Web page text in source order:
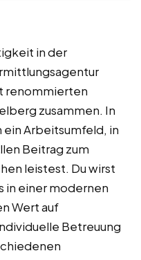
in der
renommierten
zusammen. In
Arbeitsumfeld, in
Beitrag zum
leistest. Du wirst
in einer modernen
Wert auf
Betreuung